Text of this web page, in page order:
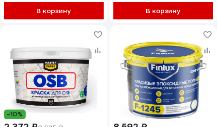
В корзину
КПЛСТАБЕЛМ0050
В корзину
-10%